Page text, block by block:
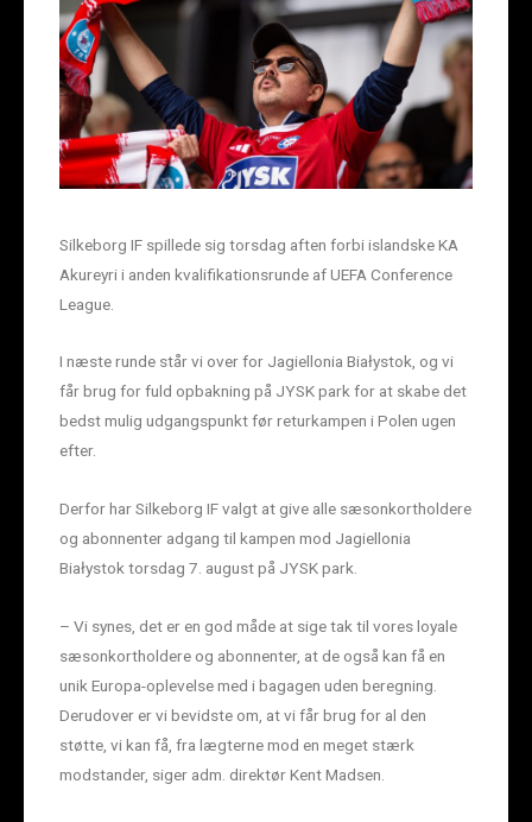
Silkeborg IF spillede sig torsdag aften forbi islandske KA
Akureyri i anden kvalifikationsrunde af UEFA Conference
League.
I næste runde står vi over for Jagiellonia Białystok, og vi
får brug for fuld opbakning på JYSK park for at skabe det
bedst mulig udgangspunkt før returkampen i Polen ugen
efter.
Derfor har Silkeborg IF valgt at give alle sæsonkortholdere
og abonnenter adgang til kampen mod Jagiellonia
Białystok torsdag 7. august på JYSK park.
– Vi synes, det er en god måde at sige tak til vores loyale
sæsonkortholdere og abonnenter, at de også kan få en
unik Europa-oplevelse med i bagagen uden beregning.
Derudover er vi bevidste om, at vi får brug for al den
støtte, vi kan få, fra lægterne mod en meget stærk
modstander, siger adm. direktør Kent Madsen.